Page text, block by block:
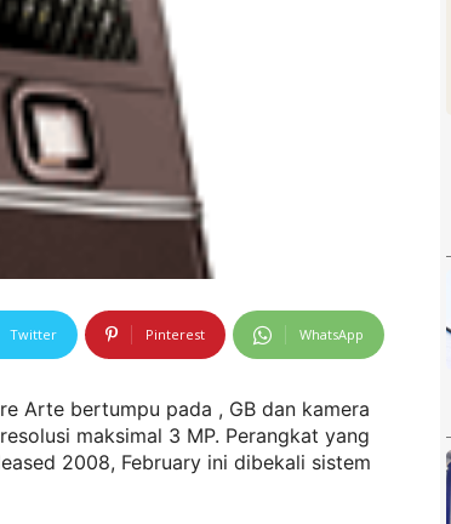
Twitter Pinterest WhatsApp
Arte bertumpu pada , GB dan kamera
maksimal 3 MP. Perangkat yang
2008, February ini dibekali sistem